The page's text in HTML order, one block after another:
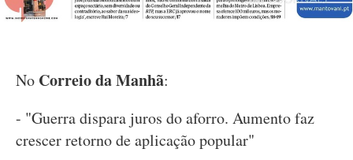
No Correio da Manhã:
- "Guerra dispara juros do aforro. Aumento faz
crescer retorno de aplicação popular"